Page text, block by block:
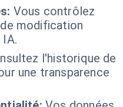
Vous contrôlez
modification
l'historique de
une transparence